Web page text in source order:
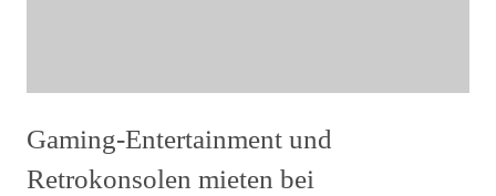
Gaming-Entertainment und
Retrokonsolen mieten bei